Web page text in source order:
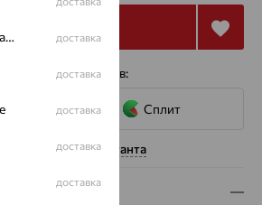
с помощью сервисов:
Сплит
помощь консультанта
Александровское, Ставропольский край доставка
доставка
доставка
доставка
доставка